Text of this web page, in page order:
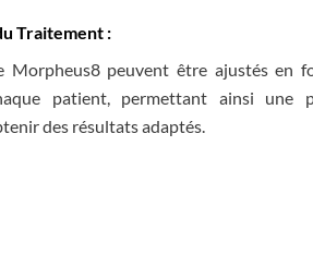
Traitement :
Morpheus8 peuvent être ajustés en
patient, permettant ainsi une
des résultats adaptés.